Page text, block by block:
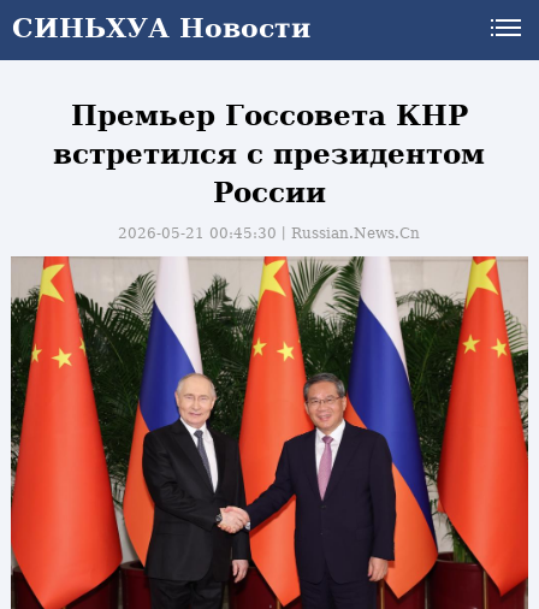
СИНЬХУА Новости
СИНЬХУА Новости
Премьер Госсовета КНР
встретился с президентом
России
2026-05-21 00:45:30丨Russian.News.Cn